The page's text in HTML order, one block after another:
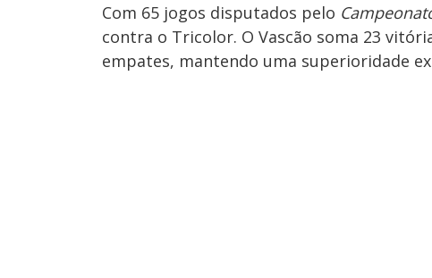
Com 65 jogos disputados pelo
contra o Tricolor. O Vascão soma 23
empates, mantendo uma superioridade